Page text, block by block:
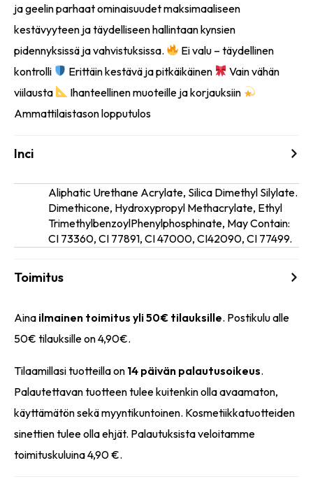
ja geelin parhaat ominaisuudet maksimaaliseen
kestävyyteen ja täydelliseen hallintaan kynsien
pidennyksissä ja vahvistuksissa.
Ei valu – täydellinen
kontrolli
Erittäin kestävä ja pitkäikäinen
Vain vähän
viilausta
Ihanteellinen muoteille ja korjauksiin
Ammattilaistason lopputulos
Inci
Aliphatic Urethane Acrylate, Silica Dimethyl Silylate.
Dimethicone, Hydroxypropyl Methacrylate, Ethyl
TrimethylbenzoylPhenylphosphinate, May Contain:
CI 73360, CI 77891, CI 47000, CI42090, CI 77499.
Toimitus
Aina ilmainen toimitus yli 50€ tilauksille. Postikulu alle
50€ tilauksille on 4,90€.
Tilaamillasi tuotteilla on 14 päivän palautusoikeus.
Palautettavan tuotteen tulee kuitenkin olla avaamaton,
käyttämätön sekä myyntikuntoinen. Kosmetiikkatuotteiden
sinettien tulee olla ehjät. Palautuksista veloitamme
toimituskuluina 4,90 €.